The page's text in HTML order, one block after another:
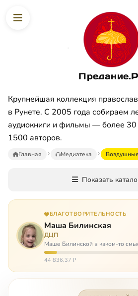
Крупнейшая коллекция
в Рунете. С 2005 года собираем
аудиокниги и фильмы — более 30
1500 авторов.
Главная Медиатека
Показать
БЛАГОТВОРИТЕЛЬНОСТЬ
Маша Билинская
ДЦП
Маше Билинской в каком-то
церебральный паралич зацепил
всё-таки есть диагноз и есть
44 836,37 ₽